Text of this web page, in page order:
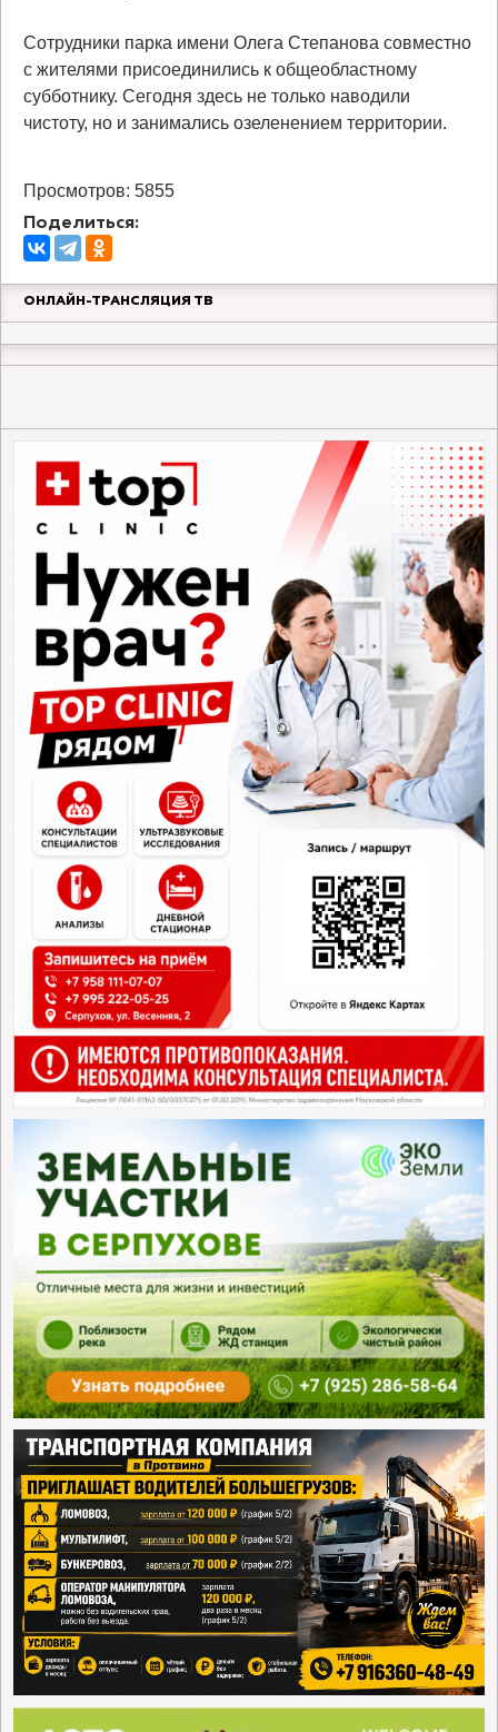
Сотрудники парка имени Олега Степанова совместно
с жителями присоединились к общеобластному
субботнику. Сегодня здесь не только наводили
чистоту, но и занимались озеленением территории.
Просмотров: 5855
Поделиться:
ОНЛАЙН-ТРАНСЛЯЦИЯ ТВ